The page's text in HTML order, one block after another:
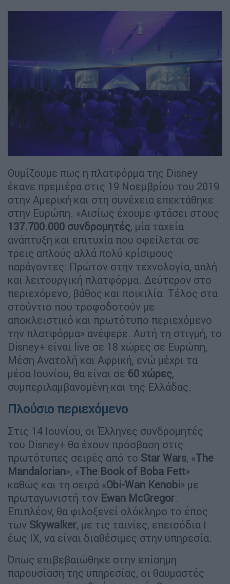
Θυμίζουμε πως η πλατφόρμα της Disney
έκανε πρεμιέρα στις 19 Νοεμβρίου του 2019
στην Αμερική και στη συνέχεια επεκτάθηκε
στην Ευρώπη. «Αισίως έχουμε φτάσει στους
137.700.000 συνδρομητές, μία ταχεία
ανάπτυξη και επιτυχία που οφείλεται σε
τρεις απλούς αλλά πολύ κρίσιμους
παράγοντες: Πρώτον στην τεχνολογία, απλή
και λειτουργική πλατφόρμα. Δεύτερον στο
περιεχόμενο, βάθος και ποικιλία. Τέλος στα
στούντιο που τροφοδοτούν με
αποκλειστικό και πρωτότυπο περιεχόμενο
την πλατφόρμα» ανέφερε. Αυτή τη στιγμή, το
Disney+ είναι live σε 18 χώρες σε Ευρώπη,
Μέση Ανατολή και Αφρική, ενώ μέχρι τα
μέσα Ιουνίου, θα είναι σε 60 χώρες,
συμπεριλαμβανομένη και της Ελλάδας.
Πλούσιο περιεχόμενο
Στις 14 Ιουνίου, οι Έλληνες συνδρομητές
του Disney+ θα έχουν πρόσβαση στις
πρωτότυπες σειρές από το Star Wars, «The
Mandalorian», «The Book of Boba Fett»
καθώς και τη σειρά «Obi-Wan Kenobi» με
πρωταγωνιστή τον Ewan McGregor.
Επιπλέον, θα φιλοξενεί ολόκληρο το έπος
των Skywalker, με τις ταινίες, επεισόδια Ι
έως ΙΧ, να είναι διαθέσιμες στην υπηρεσία.
Όπως επιβεβαιώθηκε στην επίσημη
παρουσίαση της υπηρεσίας, οι θαυμαστές